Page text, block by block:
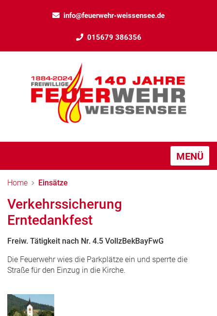
info@feuerwehr-weissensee.de
015679 386356
MENÜ
Home Einsätze
Verkehrssicherung
Erntedankfest
Freiw. Tätigkeit nach Nr. 4.5 VollzBekBayFwG
Die Feuerwehr wies die Parkplätze ein und sperrte die
Straße für den Einzug in die Kirche.